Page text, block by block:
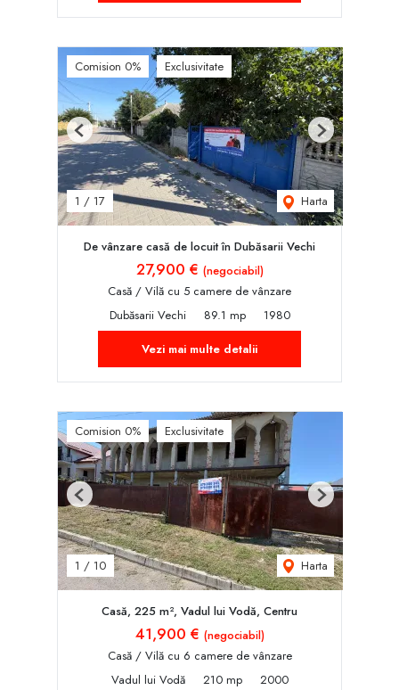
Comision 0% Exclusivitate
1 / 17 Harta
Previous Next
De vânzare casă de locuit în Dubăsarii Vechi
27,900 € (negociabil)
Casă / Vilă cu 5 camere de vânzare
Dubăsarii Vechi
89.1 mp
1980
Vezi mai multe detalii
Comision 0% Exclusivitate
1 / 10 Harta
Previous Next
Casă, 225 m², Vadul lui Vodă, Centru
41,900 € (negociabil)
Casă / Vilă cu 6 camere de vânzare
Vadul lui Vodă
210 mp
2000